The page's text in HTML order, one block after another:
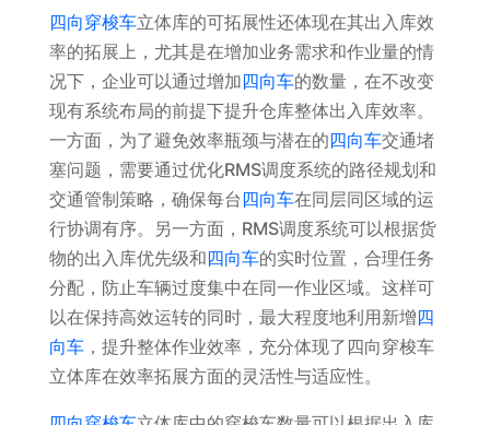
四向穿梭车立体库的可拓展性还体现在其出入库效
率的拓展上，尤其是在增加业务需求和作业量的情
况下，企业可以通过增加四向车的数量，在不改变
现有系统布局的前提下提升仓库整体出入库效率。
一方面，为了避免效率瓶颈与潜在的四向车交通堵
塞问题，需要通过优化RMS调度系统的路径规划和
交通管制策略，确保每台 四向车在同层同区域的运
行协调有序。另一方面，RMS调度系统可以根据货
物的出入库优先级和四向车的实时位置，合理任务
分配，防止车辆过度集中在同一作业区域。这样可
以在保持高效运转的同时，最大程度地利用新增四
向车，提升整体作业效率，充分体现了四向穿梭车
立体库在效率拓展方面的灵活性与适应性。